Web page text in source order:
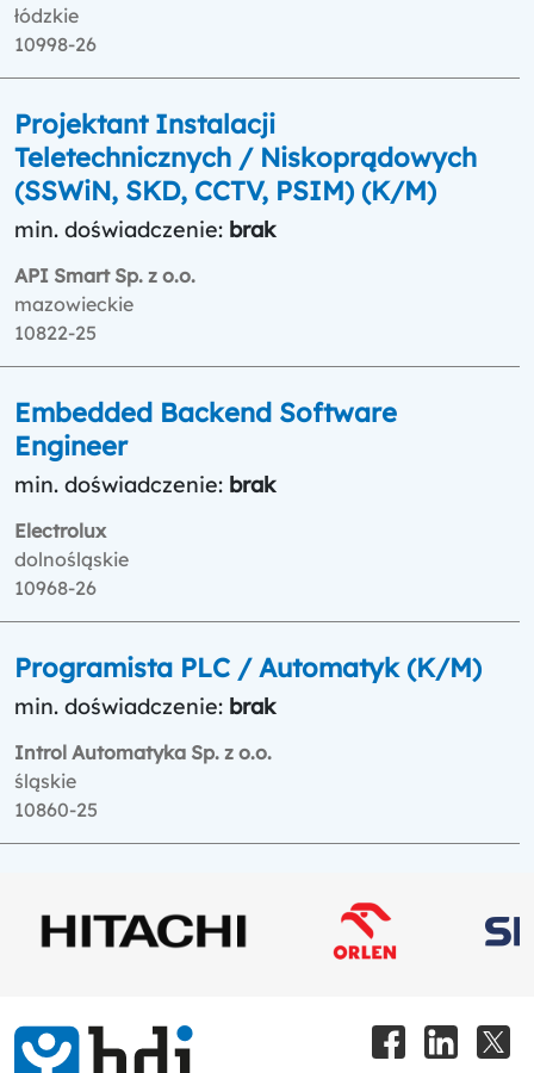
łódzkie
10998-26
Projektant Instalacji
Teletechnicznych / Niskoprądowych
(SSWiN, SKD, CCTV, PSIM) (K/M)
min. doświadczenie: brak
API Smart Sp. z o.o.
mazowieckie
10822-25
Embedded Backend Software
Engineer
min. doświadczenie: brak
Electrolux
dolnośląskie
10968-26
Programista PLC / Automatyk (K/M)
min. doświadczenie: brak
Introl Automatyka Sp. z o.o.
śląskie
10860-25